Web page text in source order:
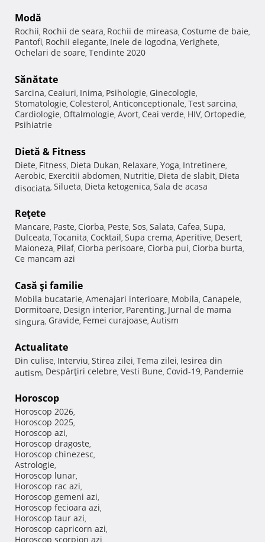
Modă
Rochii, Rochii de seara, Rochii de mireasa, Costume de baie,
Pantofi, Rochii elegante, Inele de logodna, Verighete,
Ochelari de soare, Tendinte 2020
Sănătate
Sarcina, Ceaiuri, Inima, Psihologie, Ginecologie,
Stomatologie, Colesterol, Anticonceptionale, Test sarcina,
Cardiologie, Oftalmologie, Avort, Ceai verde, HIV, Ortopedie,
Psihiatrie
Dietă & Fitness
Diete, Fitness, Dieta Dukan, Relaxare, Yoga, Intretinere,
Aerobic, Exercitii abdomen, Nutritie, Dieta de slabit, Dieta
disociata, Silueta, Dieta ketogenica, Sala de acasa
Reţete
Mancare, Paste, Ciorba, Peste, Sos, Salata, Cafea, Supa,
Dulceata, Tocanita, Cocktail, Supa crema, Aperitive, Desert,
Maioneza, Pilaf, Ciorba perisoare, Ciorba pui, Ciorba burta,
Ce mancam azi
Casă şi familie
Mobila bucatarie, Amenajari interioare, Mobila, Canapele,
Dormitoare, Design interior, Parenting, Jurnal de mama
singura, Gravide, Femei curajoase, Autism
Actualitate
Din culise, Interviu, Stirea zilei, Tema zilei, Iesirea din
autism, Despărţiri celebre, Vesti Bune, Covid-19, Pandemie
Horoscop
Horoscop 2026,
Horoscop 2025,
Horoscop azi,
Horoscop dragoste,
Horoscop chinezesc,
Astrologie,
Horoscop lunar,
Horoscop rac azi,
Horoscop gemeni azi,
Horoscop fecioara azi,
Horoscop taur azi,
Horoscop capricorn azi,
Horoscop scorpion azi